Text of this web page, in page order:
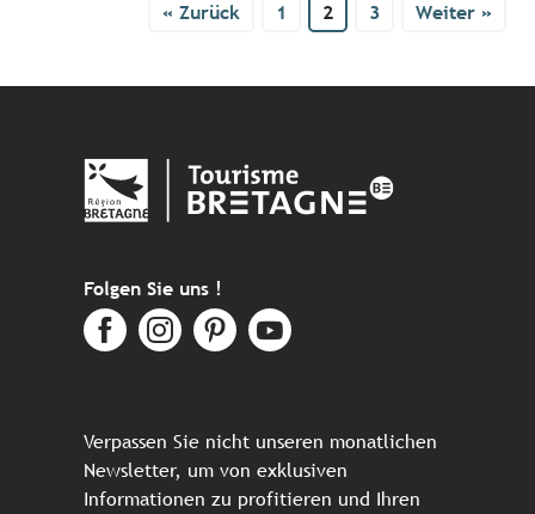
« Zurück 1 2 3 Weiter »
Folgen Sie uns !
Verpassen Sie nicht unseren monatlichen
Newsletter, um von exklusiven
Informationen zu profitieren und Ihren